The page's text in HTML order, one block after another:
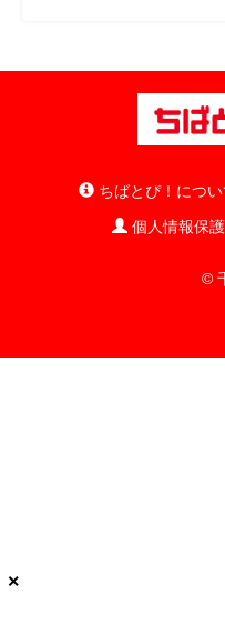
ちばとぴ！につい
個人情報保
©
×